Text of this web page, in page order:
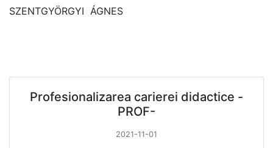
SZENTGYÖRGYI ÁGNES
Profesionalizarea carierei didactice -
PROF-
2021-11-01